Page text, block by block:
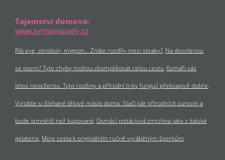
Tajemství domova:
www.primanapady.cz
Rib eye, striploin, mignon… Znáte rozdíly mezi steaky? Na dovolenou
se psem? Tyto chyby mohou zkomplikovat celou cestu Komáři vás
letos nesežerou. Tyto rostliny a přírodní triky fungují překvapivě dobře
Vyrobte si šlehané tělové máslo doma: Stačí pár přírodních surovin a
bude jemnější než kupované Domácí pistáciová zmrzlina jako z italské
gelaterie Moje cesta k originálním ručně vyráběným šperkům